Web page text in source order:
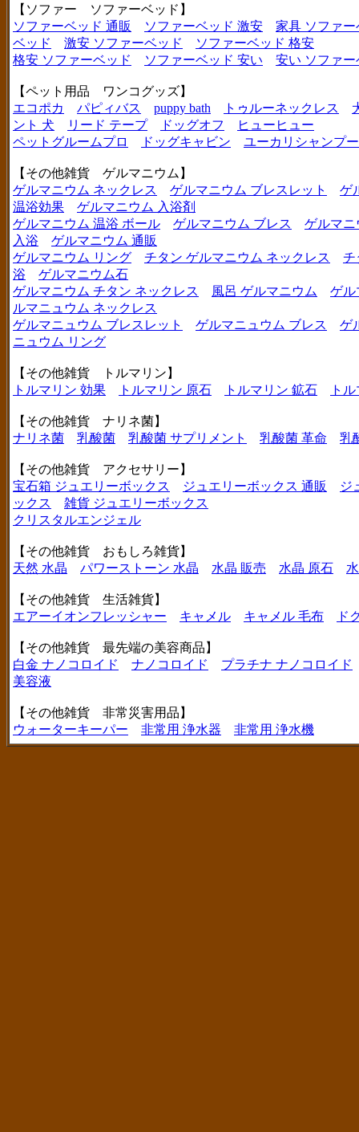
【ソファー ソファーベッド】
ソファーベッド 通販
ソファーベッド 激安
家具 ソファー
ベッド
激安 ソファーベッド
ソファーベッド 格安
格安 ソファーベッド
ソファーベッド 安い 安い ソファー
【ペット用品 ワンコグッズ】
エコポカ
パピィバス puppy bath トゥルーネックレス
ント 犬
リード テープ ドッグオフ
ヒューヒュー
ペットグルームプロ
ドッグキャビン ユーカリシャンプー
【その他雑貨 ゲルマニウム】
ゲルマニウム ネックレス
ゲルマニウム ブレスレット
ゲ
温浴効果
ゲルマニウム 入浴剤
ゲルマニウム 温浴 ボール
ゲルマニウム ブレス
ゲルマニ
入浴
ゲルマニウム 通販
ゲルマニウム リング
チタン ゲルマニウム ネックレス
チ
浴
ゲルマニウム石
ゲルマニウム チタン ネックレス
風呂 ゲルマニウム
ゲル
ルマニュウム ネックレス
ゲルマニュウム ブレスレット
ゲルマニュウム ブレス
ゲ
ニュウム リング
【その他雑貨 トルマリン】
トルマリン 効果
トルマリン 原石 トルマリン 鉱石 ト
【その他雑貨 ナリネ菌】
ナリネ菌
乳酸菌 乳酸菌 サプリメント 乳酸菌 革命 乳
【その他雑貨 アクセサリー】
宝石箱 ジュエリーボックス
ジュエリーボックス 通販
ジ
ックス
雑貨 ジュエリーボックス
クリスタルエンジェル
【その他雑貨 おもしろ雑貨】
天然 水晶
パワーストーン 水晶 水晶 販売 水晶 原石
【その他雑貨 生活雑貨】
エアーイオンフレッシャー
キャメル キャメル 毛布 ド
【その他雑貨 最先端の美容商品】
白金 ナノコロイド
ナノコロイド
プラチナ ナノコロイド
美容液
【その他雑貨 非常災害用品】
ウォーターキーパー
非常用 浄水器 非常用 浄水機